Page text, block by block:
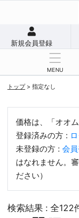
新規会員登録
MENU
トップ> 指定なし
価格は、「オオ
登録済みの方 :
未登録の方 : 会
はなれません。
ださい）
検索結果 : 全122